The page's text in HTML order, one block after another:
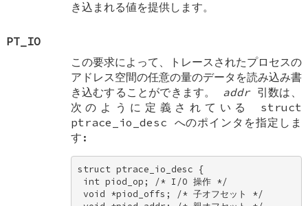
き込まれる値を提供します。
PT_IO
この要求によって、トレースされたプロセスの
アドレス空間の任意の量のデータを読み込み書
き込むすることができます。 addr引数は、
次のように定義されている struct
ptrace_io_desc へのポインタを指定しま
す:
struct ptrace_io_desc {
int piod_op; /* I/O 操作 */
void *piod_offs; /* 子オフセット */